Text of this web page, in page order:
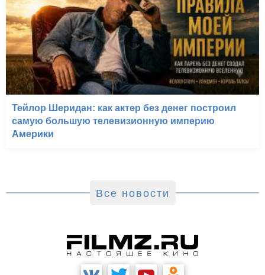
Тейлор Шеридан: как актер без денег построил
самую большую телевизионную империю
Америки
Все новости